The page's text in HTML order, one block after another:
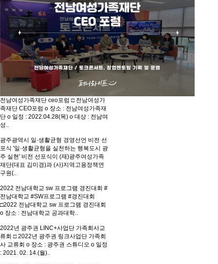
전남여성가족재단 ceo포럼 □ 전남여성가
족재단 CEO포럼 o 장소 : 전남여성가족재
단 o 일정 : 2022.04.28(목) o 대상 : 전남여
성..
광주광역시 일·생활균형 경영선언 비전 선
포식 '일·생활균형을 실천하는 행복도시 광
주 실현' 비전 선포식이 (재)광주여성가족
재단(대표 김미경)과 (사)지역고용정책연
구원(..
2022 전남대학교 sw 프로그램 경진대회 #
전남대학교 #SW프로그램 #경진대회
□2022 전남대학교 sw 프로그램 경진대회
o 장소 : 전남대학교 공과대학..
2022년 광주권 LINC+사업단 가족회사교
류회 □ 2022년 광주권 링크사업단 가족회
사 교류회 o 장소 : 광주권 스튜디오 o 일정
: 2021. 02. 14.(월)..